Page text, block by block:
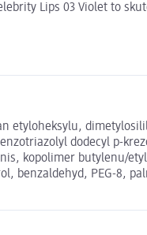
Lips 03 Violet to
etyloheksylu,
dodecyl p-
kopolimer butylenu/
benzaldehyd, PEG-8,